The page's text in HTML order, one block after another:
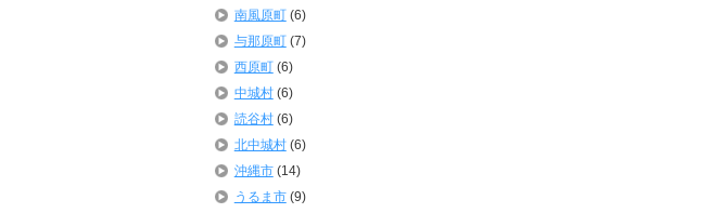
南風原町(6)
与那原町(7)
西原町(6)
中城村(6)
読谷村(6)
北中城村(6)
沖縄市(14)
うるま市(9)